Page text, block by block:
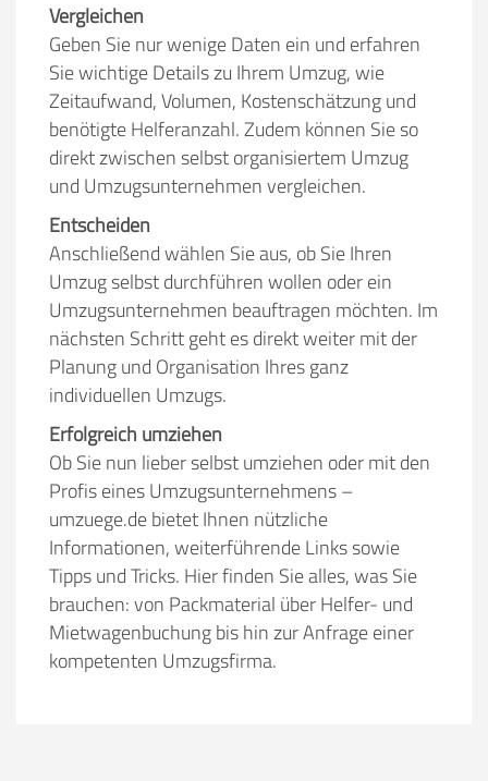
Vergleichen
Geben Sie nur wenige Daten ein und erfahren
Sie wichtige Details zu Ihrem Umzug, wie
Zeitaufwand, Volumen, Kostenschätzung und
benötigte Helferanzahl. Zudem können Sie so
direkt zwischen selbst organisiertem Umzug
und Umzugsunternehmen vergleichen.
Entscheiden
Anschließend wählen Sie aus, ob Sie Ihren
Umzug selbst durchführen wollen oder ein
Umzugsunternehmen beauftragen möchten. Im
nächsten Schritt geht es direkt weiter mit der
Planung und Organisation Ihres ganz
individuellen Umzugs.
Erfolgreich umziehen
Ob Sie nun lieber selbst umziehen oder mit den
Profis eines Umzugsunternehmens –
umzuege.de bietet Ihnen nützliche
Informationen, weiterführende Links sowie
Tipps und Tricks. Hier finden Sie alles, was Sie
brauchen: von Packmaterial über Helfer- und
Mietwagenbuchung bis hin zur Anfrage einer
kompetenten Umzugsfirma.